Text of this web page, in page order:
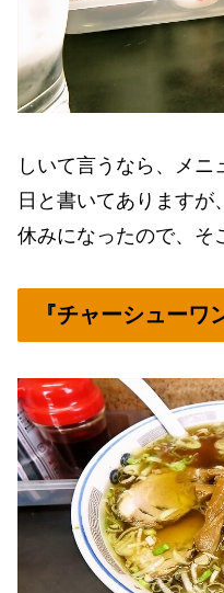
しいて言うなら、メ
日と書いてありますが
休みになったので、そ
『チャーシューワ